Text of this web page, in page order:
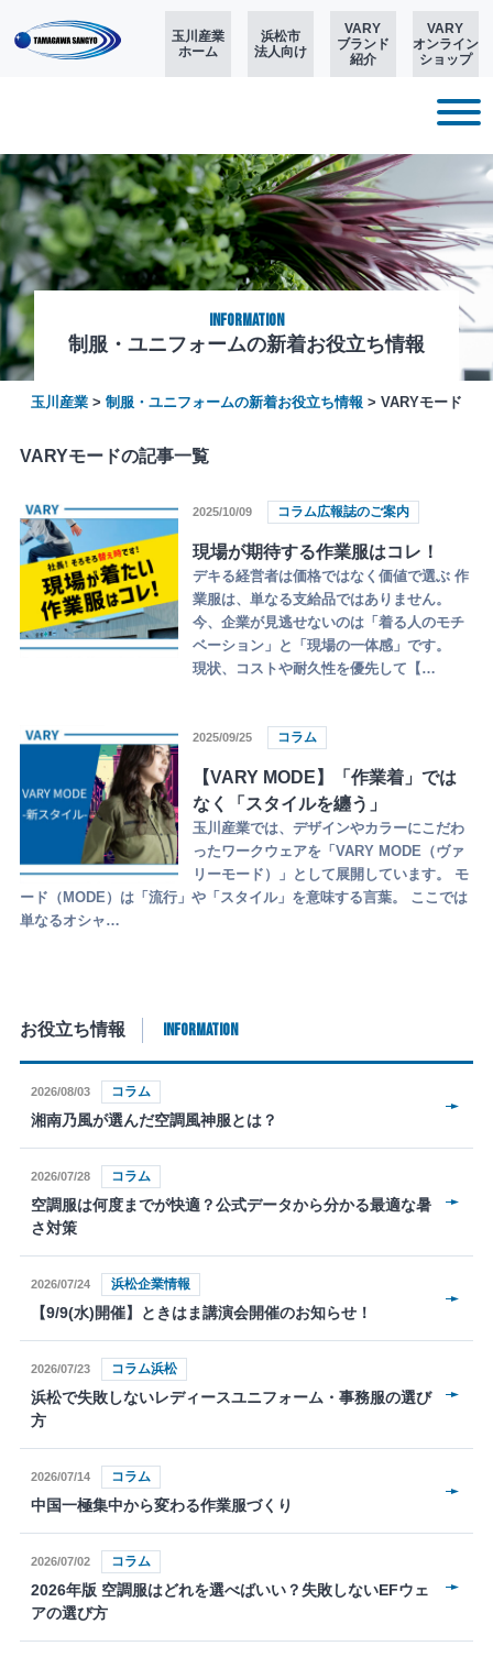
玉川産業
ホーム
浜松市
法人向け
VARY
ブランド
紹介
VARY
オンライン
ショップ
制服・ユニフォームの新着お役立ち情報
Information
玉川産業> 制服・ユニフォームの新着お役立ち情報 > VARYモード
VARYモードの記事一覧
2025/10/09 コラム広報誌のご案内
現場が期待する作業服はコレ！
デキる経営者は価格ではなく価値で選ぶ 作
業服は、単なる支給品ではありません。
今、企業が見逃せないのは「着る人のモチ
ベーション」と「現場の一体感」です。
現状、コストや耐久性を優先して【…
2025/09/25 コラム
【VARY MODE】「作業着」では
なく「スタイルを纏う」
玉川産業では、デザインやカラーにこだわ
ったワークウェアを「VARY MODE（ヴァ
リーモード）」として展開しています。 モ
ード（MODE）は「流行」や「スタイル」を意味する言葉。 ここでは
単なるオシャ…
お役立ち情報 INFORMATION
2026/08/03 コラム
湘南乃風が選んだ空調風神服とは？
2026/07/28 コラム
空調服は何度までが快適？公式データから分かる最適な暑
さ対策
2026/07/24 浜松企業情報
【9/9(水)開催】ときはま講演会開催のお知らせ！
2026/07/23 コラム浜松
浜松で失敗しないレディースユニフォーム・事務服の選び
方
2026/07/14 コラム
中国一極集中から変わる作業服づくり
2026/07/02 コラム
2026年版 空調服はどれを選べばいい？失敗しないEFウェ
アの選び方